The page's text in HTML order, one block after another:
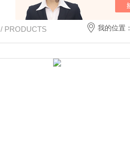
/ PRODUCTS 我的位置：